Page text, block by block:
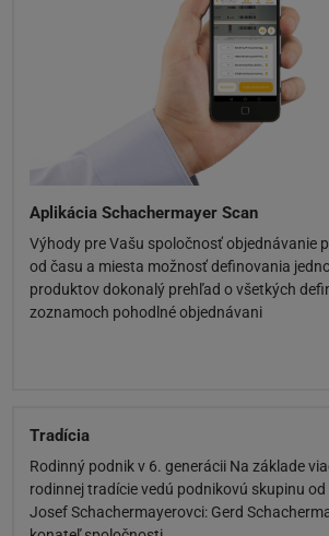
Aplikácia Schachermayer Scan
Výhody pre Vašu spoločnosť objednávanie
od času a miesta možnosť definovania
produktov dokonalý prehľad o všetkých
zoznamoch pohodlné objednávani
Tradícia
Rodinný podnik v 6. generácii Na základe
rodinnej tradície vedú podnikovú skupinu od
Josef Schachermayerovci: Gerd